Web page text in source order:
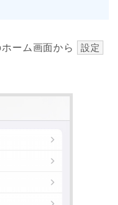
ーム画面から
設定